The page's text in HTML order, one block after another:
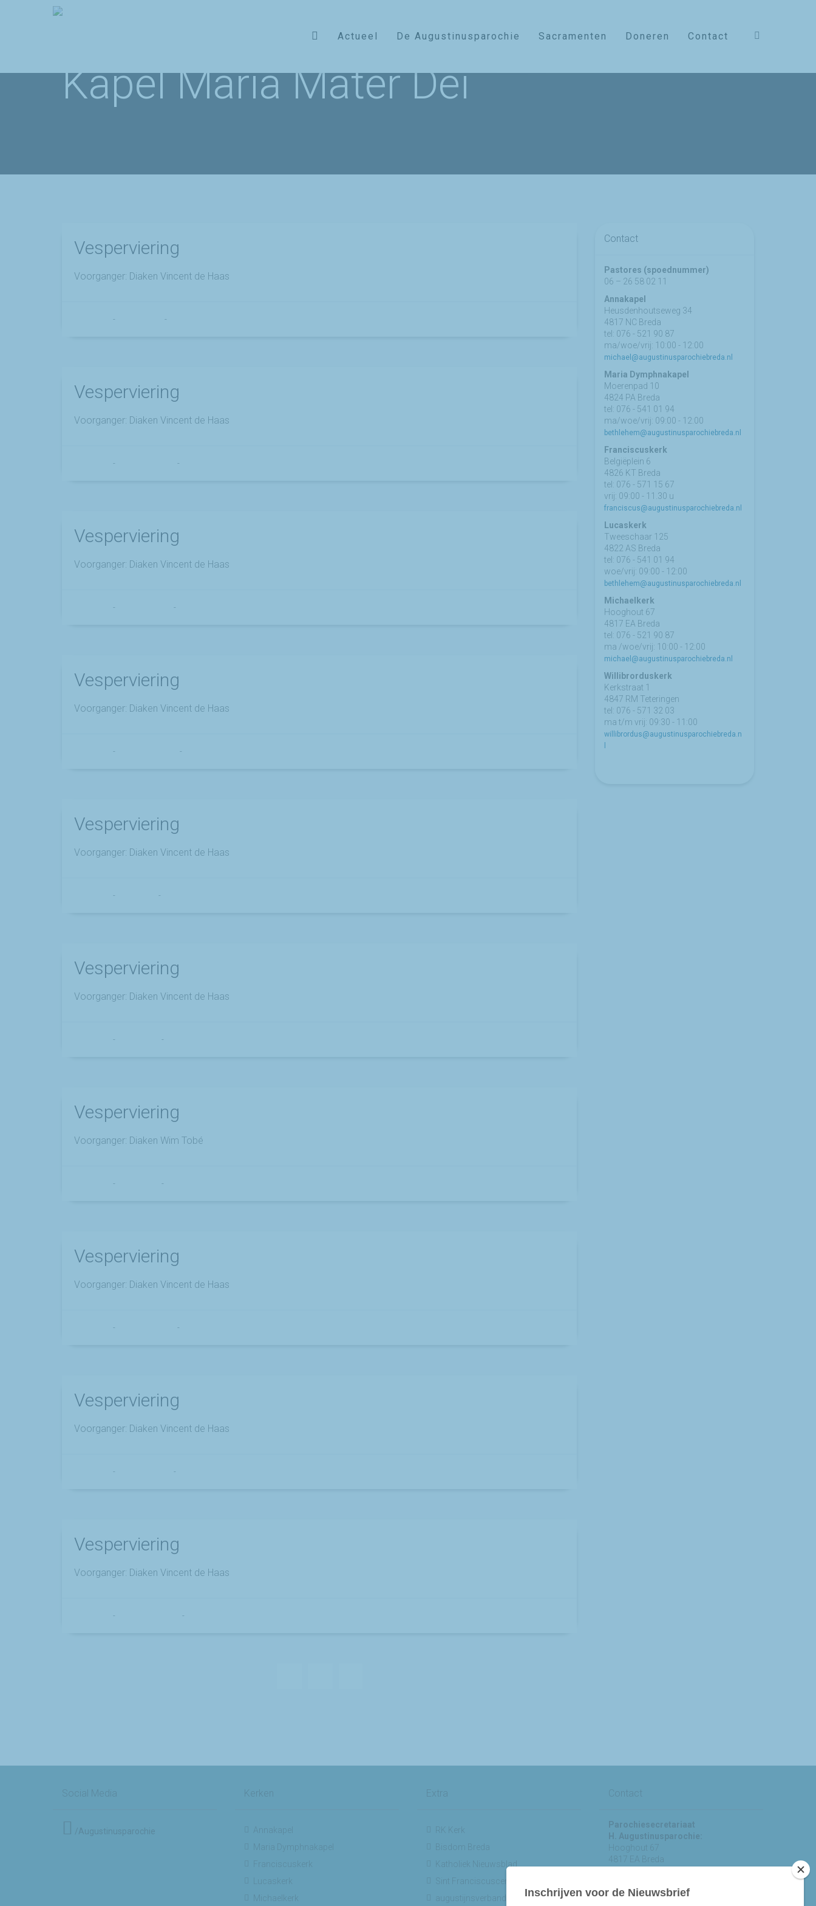
Actueel De Augustinusparochie Sacramenten Doneren Contact
Kapel Maria Mater Dei
Vesperviering
Voorganger: Diaken Vincent de Haas
- -
Vesperviering
Voorganger: Diaken Vincent de Haas
- -
Vesperviering
Voorganger: Diaken Vincent de Haas
- -
Vesperviering
Voorganger: Diaken Vincent de Haas
- -
Vesperviering
Voorganger: Diaken Vincent de Haas
- -
Vesperviering
Voorganger: Diaken Vincent de Haas
- -
Vesperviering
Voorganger: Diaken Wim Tobé
- -
Vesperviering
Voorganger: Diaken Vincent de Haas
- -
Vesperviering
Voorganger: Diaken Vincent de Haas
- -
Vesperviering
Voorganger: Diaken Vincent de Haas
- -
Contact
Pastores (spoednummer)
06 – 26 58 02 11
Annakapel
Heusdenhoutseweg 34
4817 NC Breda
tel: 076 - 521 90 87
ma/woe/vrij: 10:00 - 12:00
michael@augustinusparochiebreda.nl
Maria Dymphnakapel
Moerenpad 10
4824 PA Breda
tel: 076 - 541 01 94
ma/woe/vrij: 09:00 - 12:00
bethlehem@augustinusparochiebreda.nl
Franciscuskerk
Belgiëplein 6
4826 KT Breda
tel: 076 - 571 15 67
vrij: 09:00 - 11.30 u
franciscus@augustinusparochiebreda.nl
Lucaskerk
Tweeschaar 125
4822 AS Breda
tel: 076 - 541 01 94
woe/vrij: 09:00 - 12:00
bethlehem@augustinusparochiebreda.nl
Michaelkerk
Hooghout 67
4817 EA Breda
tel: 076 - 521 90 87
ma /woe/vrij: 10:00 - 12:00
michael@augustinusparochiebreda.nl
Willibrorduskerk
Kerkstraat 1
4847 RM Teteringen
tel: 076 - 571 32 03
ma t/m vrij: 09:30 - 11:00
willibrordus@augustinusparochiebreda.n
Social Media
/Augustinusparochie
Kerken
Annakapel
Maria Dymphnakapel
Franciscuskerk
Lucaskerk
Michaelkerk
Extra
RK Kerk
Bisdom Breda
Katholiek Nieuwsblad
Sint Franciscuscentrum
augustijnsverband.nl
Contact
Parochiesecretariaat
H. Augustinusparochie:
Hooghout 67
4817 EA Breda
Bereikbaar op ma-woe-vrijdag van